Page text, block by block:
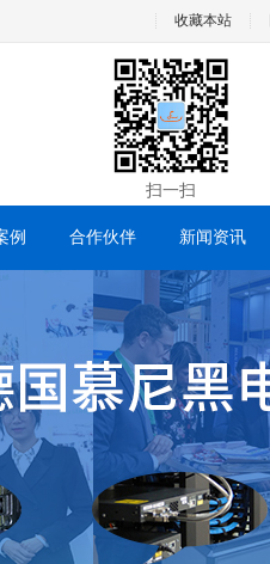
收藏本站
扫一扫
例 合作伙伴 新闻资讯